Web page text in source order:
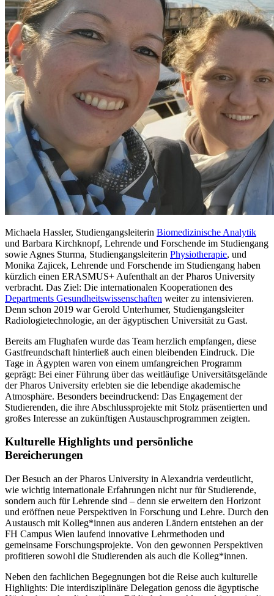
Michaela Hassler, Studiengangsleiterin Biomedizinische Analytik
und Barbara Kirchknopf, Lehrende und Forschende im Studiengang
sowie Agnes Sturma, Studiengangsleiterin Physiotherapie, und
Monika Zajicek, Lehrende und Forschende im Studiengang haben
kürzlich einen ERASMUS+ Aufenthalt an der Pharos University
verbracht. Das Ziel: Die internationalen Kooperationen des
Departments Gesundheitswissenschaften weiter zu intensivieren.
Denn schon 2019 war Gerold Unterhumer, Studiengangsleiter
Radiologietechnologie, an der ägyptischen Universität zu Gast.
Bereits am Flughafen wurde das Team herzlich empfangen, diese
Gastfreundschaft hinterließ auch einen bleibenden Eindruck. Die
Tage in Ägypten waren von einem umfangreichen Programm
geprägt: Bei einer Führung über das weitläufige Universitätsgelände
der Pharos University erlebten sie die lebendige akademische
Atmosphäre. Besonders beeindruckend: Das Engagement der
Studierenden, die ihre Abschlussprojekte mit Stolz präsentierten und
großes Interesse an zukünftigen Austauschprogrammen zeigten.
Kulturelle Highlights und persönliche
Bereicherungen
Der Besuch an der Pharos University in Alexandria verdeutlicht,
wie wichtig internationale Erfahrungen nicht nur für Studierende,
sondern auch für Lehrende sind – denn sie erweitern den Horizont
und eröffnen neue Perspektiven in Forschung und Lehre. Durch den
Austausch mit Kolleg*innen aus anderen Ländern entstehen an der
FH Campus Wien laufend innovative Lehrmethoden und
gemeinsame Forschungsprojekte. Von den gewonnen Perspektiven
profitieren sowohl die Studierenden als auch die Kolleg*innen.
Neben den fachlichen Begegnungen bot die Reise auch kulturelle
Highlights: Die interdisziplinäre Delegation genoss die ägyptische